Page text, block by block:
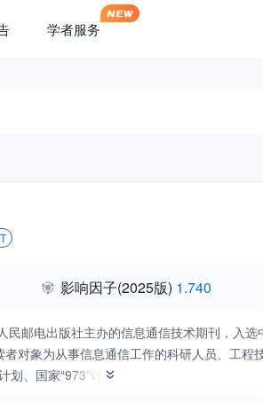
学者服务
影响因子(2025版) 1.740
民邮电出版社主办的信息通信技术期刊，入
对象为从事信息通信工作的科研人员、工
、国家“973”计划、国家杰出青年基金、国